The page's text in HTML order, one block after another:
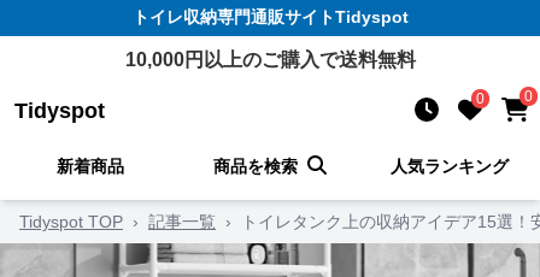
トイレ収納専門通販サイトTidyspot
10,000円以上のご購入で送料無料
Tidyspot 0 0
新着商品 商品を検索 人気ランキング
Tidyspot TOP › 記事一覧 › トイレタンク上の収納アイデア15選